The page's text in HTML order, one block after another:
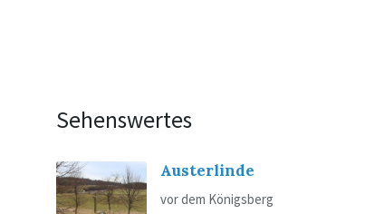
Sehenswertes
Austerlinde
vor dem Königsberg